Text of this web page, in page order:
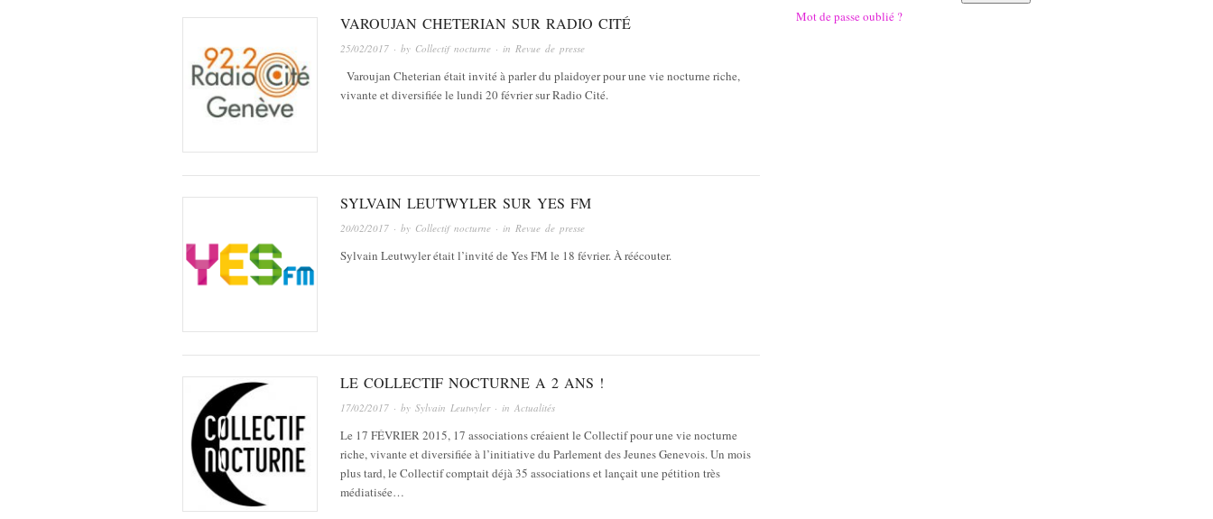
VAROUJAN CHETERIAN SUR RADIO CITÉ
25/02/2017 · by Collectif nocturne · in Revue de presse
Varoujan Cheterian était invité à parler du plaidoyer pour une vie nocturne riche,
vivante et diversifiée le lundi 20 février sur Radio Cité.
SYLVAIN LEUTWYLER SUR YES FM
20/02/2017 · by Collectif nocturne · in Revue de presse
Sylvain Leutwyler était l’invité de Yes FM le 18 février. À réécouter.
LE COLLECTIF NOCTURNE A 2 ANS !
17/02/2017 · by Sylvain Leutwyler· in Actualités
Le 17 FÉVRIER 2015, 17 associations créaient le Collectif pour une vie nocturne
riche, vivante et diversifiée à l’initiative du Parlement des Jeunes Genevois. Un mois
plus tard, le Collectif comptait déjà 35 associations et lançait une pétition très
médiatisée…
Mot de passe oublié ?